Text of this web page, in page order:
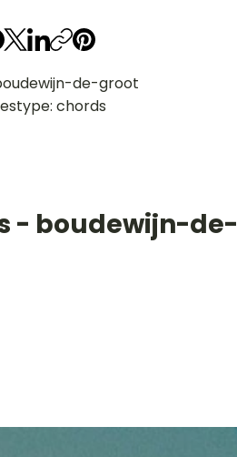
de-groot
chords
- boudewijn-de-